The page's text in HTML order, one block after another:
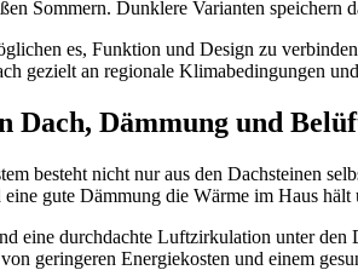
Sommern. Dunklere Varianten speichern
es, Funktion und Design zu
gezielt an regionale Klimabedingungen
Dach, Dämmung und
besteht nicht nur aus den Dachsteinen
gute Dämmung die Wärme im Haus
eine durchdachte Luftzirkulation unter den
geringeren Energiekosten und einem